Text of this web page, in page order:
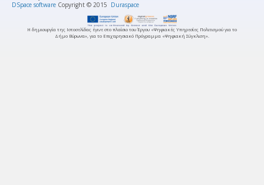
DSpace software Copyright © 2015 Duraspace
Η δημιουργία της Ιστοσελίδας έγινε στο πλαίσιο του Έργου «Ψηφιακές Υπηρεσίες Πολιτισμού για το
Δήμο Βύρωνα», για το Επιχειρησιακό Πρόγραμμα «Ψηφιακή Σύγκλιση».